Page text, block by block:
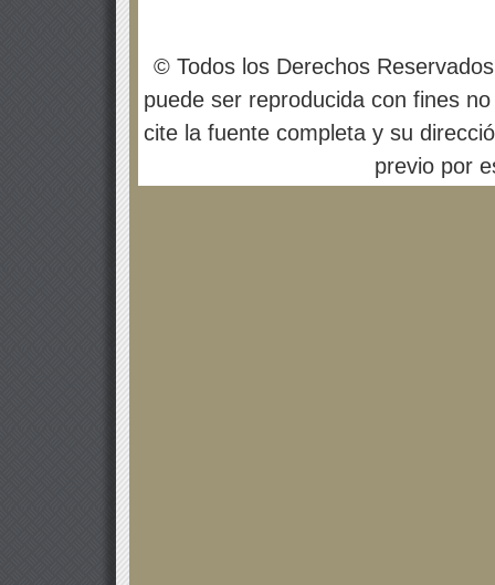
© Todos los Derechos
puede ser reproducida con fines
cite la fuente completa y su
previo por